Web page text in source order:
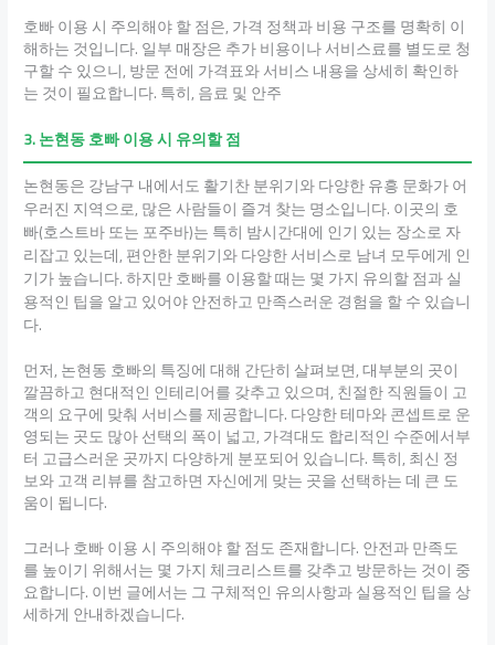
호빠 이용 시 주의해야 할 점은, 가격 정책과 비용 구조를 명확히 이
해하는 것입니다. 일부 매장은 추가 비용이나 서비스료를 별도로 청
구할 수 있으니, 방문 전에 가격표와 서비스 내용을 상세히 확인하
는 것이 필요합니다. 특히, 음료 및 안주
3. 논현동 호빠 이용 시 유의할 점
논현동은 강남구 내에서도 활기찬 분위기와 다양한 유흥 문화가 어
우러진 지역으로, 많은 사람들이 즐겨 찾는 명소입니다. 이곳의 호
빠(호스트바 또는 포주바)는 특히 밤시간대에 인기 있는 장소로 자
리잡고 있는데, 편안한 분위기와 다양한 서비스로 남녀 모두에게 인
기가 높습니다. 하지만 호빠를 이용할 때는 몇 가지 유의할 점과 실
용적인 팁을 알고 있어야 안전하고 만족스러운 경험을 할 수 있습니
다.
먼저, 논현동 호빠의 특징에 대해 간단히 살펴보면, 대부분의 곳이
깔끔하고 현대적인 인테리어를 갖추고 있으며, 친절한 직원들이 고
객의 요구에 맞춰 서비스를 제공합니다. 다양한 테마와 콘셉트로 운
영되는 곳도 많아 선택의 폭이 넓고, 가격대도 합리적인 수준에서부
터 고급스러운 곳까지 다양하게 분포되어 있습니다. 특히, 최신 정
보와 고객 리뷰를 참고하면 자신에게 맞는 곳을 선택하는 데 큰 도
움이 됩니다.
그러나 호빠 이용 시 주의해야 할 점도 존재합니다. 안전과 만족도
를 높이기 위해서는 몇 가지 체크리스트를 갖추고 방문하는 것이 중
요합니다. 이번 글에서는 그 구체적인 유의사항과 실용적인 팁을 상
세하게 안내하겠습니다.